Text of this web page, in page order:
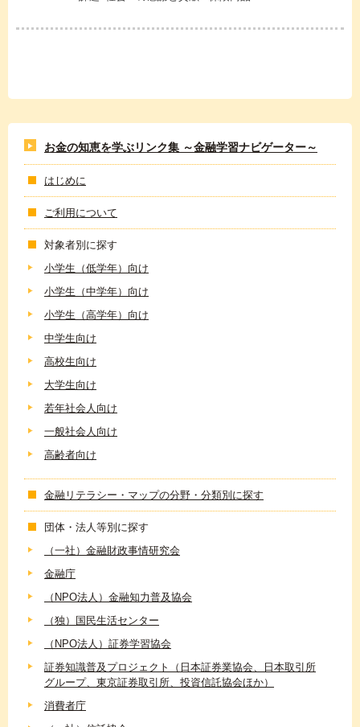
お金の知恵を学ぶリンク集 ～金融学習ナビゲーター～
はじめに
ご利用について
対象者別に探す
小学生（低学年）向け
小学生（中学年）向け
小学生（高学年）向け
中学生向け
高校生向け
大学生向け
若年社会人向け
一般社会人向け
高齢者向け
金融リテラシー・マップの分野・分類別に探す
団体・法人等別に探す
（一社）金融財政事情研究会
金融庁
（NPO法人）金融知力普及協会
（独）国民生活センター
（NPO法人）証券学習協会
証券知識普及プロジェクト（日本証券業協会、日本取引所
グループ、東京証券取引所、投資信託協会ほか）
消費者庁